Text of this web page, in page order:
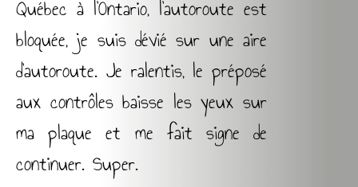
Québec à l’Ontario, l’autoroute est
bloquée, je suis dévié sur une aire
d’autoroute. Je ralentis, le préposé
aux contrôles baisse les yeux sur
ma plaque et me fait signe de
continuer. Super.